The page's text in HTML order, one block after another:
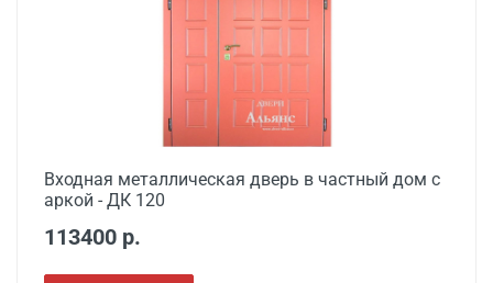
деревянной двери
Демонтаж старой
Заделка швов
от 650
Расширение проема
Входная металлическая дверь в частный дом с
аркой - ДК 120
113400 р.